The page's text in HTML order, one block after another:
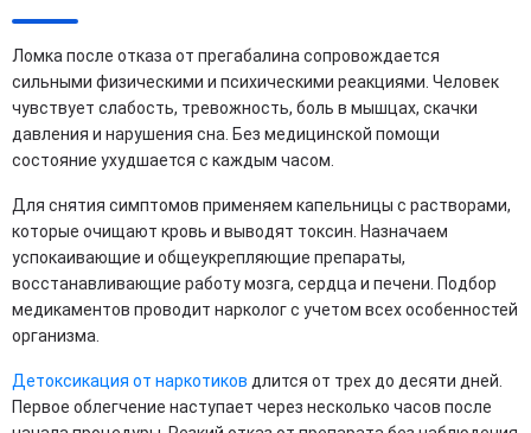
Ломка после отказа от прегабалина сопровождается
сильными физическими и психическими реакциями. Человек
чувствует слабость, тревожность, боль в мышцах, скачки
давления и нарушения сна. Без медицинской помощи
состояние ухудшается с каждым часом.
Для снятия симптомов применяем капельницы с растворами,
которые очищают кровь и выводят токсин. Назначаем
успокаивающие и общеукрепляющие препараты,
восстанавливающие работу мозга, сердца и печени. Подбор
медикаментов проводит нарколог с учетом всех особенностей
организма.
Детоксикация от наркотиков длится от трех до десяти дней.
Первое облегчение наступает через несколько часов после